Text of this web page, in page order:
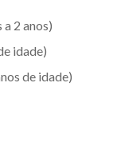
2 anos)
idade)
de idade)